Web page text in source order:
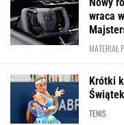
wraca
MATERIAŁ
Krótki
Świątek
TENIS